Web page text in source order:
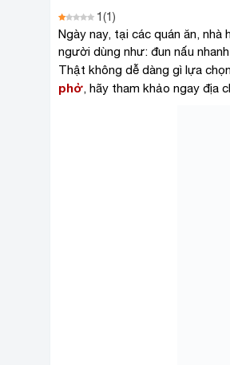
1(1)
Ngày nay, tại các quán ăn,
người dùng như: đun nấu
Thật không dễ dàng gì lựa
phở, hãy tham khảo ngay địa